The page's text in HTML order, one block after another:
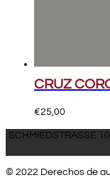
CRUZ
€25,00
SCHMIEDSTRASSE
© 2022 Derechos de